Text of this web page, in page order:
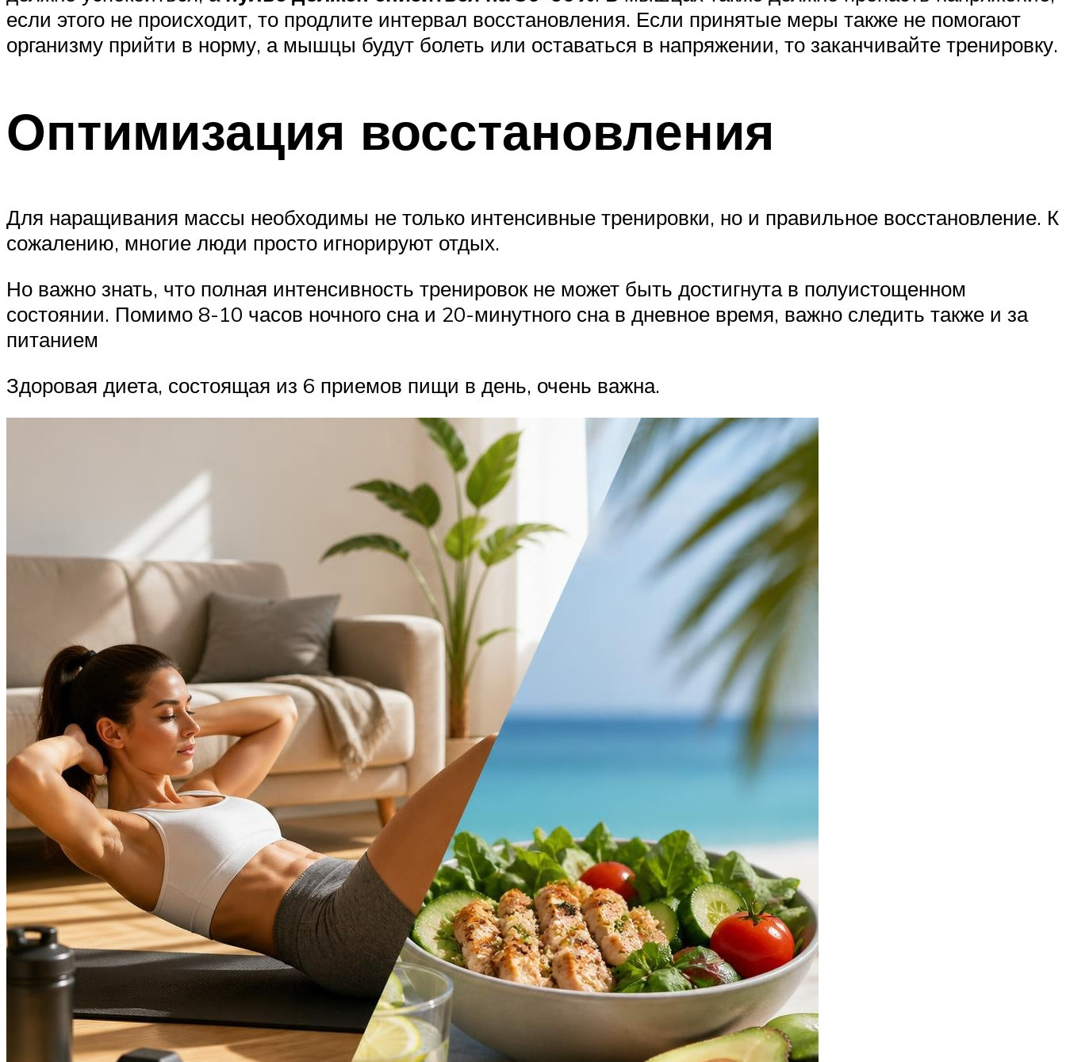
если этого не происходит, то продлите интервал восстановления. Если принятые меры также не помогают
организму прийти в норму, а мышцы будут болеть или оставаться в напряжении, то заканчивайте тренировку.
Оптимизация восстановления
Для наращивания массы необходимы не только интенсивные тренировки, но и правильное восстановление. К
сожалению, многие люди просто игнорируют отдых.
Но важно знать, что полная интенсивность тренировок не может быть достигнута в полуистощенном
состоянии. Помимо 8-10 часов ночного сна и 20-минутного сна в дневное время, важно следить также и за
питанием
Здоровая диета, состоящая из 6 приемов пищи в день, очень важна.